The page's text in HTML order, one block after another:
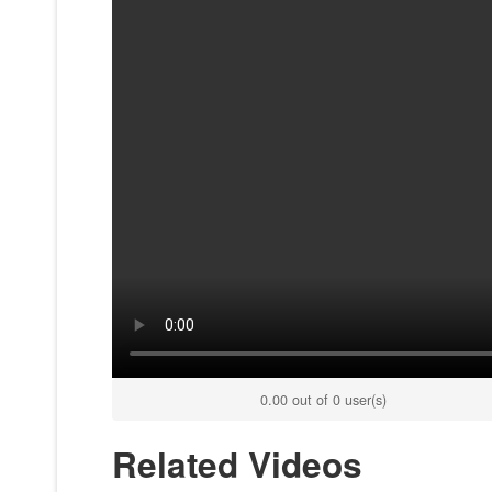
0.00 out of 0 user(s)
Related Videos